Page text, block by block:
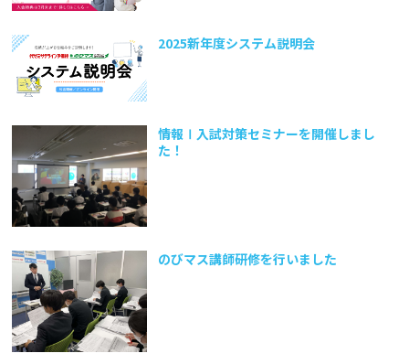
2025新年度システム説明会
情報Ⅰ入試対策セミナーを開催しまし
た！
のびマス講師研修を行いました